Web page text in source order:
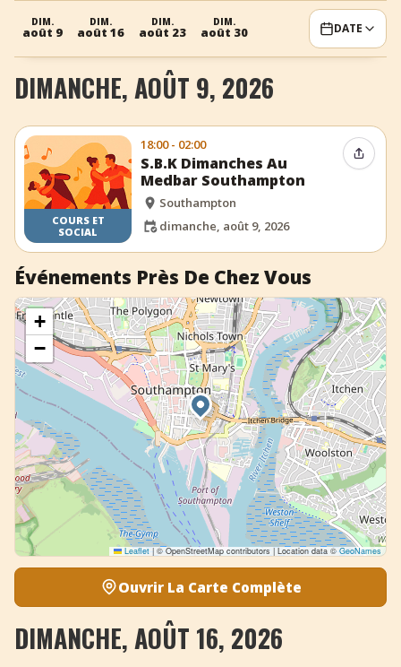
Ajouter un événement
DIM.
août 9
DIM.
août 16
DIM.
août 23
DIM.
août 30 DATE
DIMANCHE, AOÛT 9, 2026
COURS ET
SOCIAL
18:00 - 02:00
S.B.K Dimanches Au
Medbar Southampton
Southampton
dimanche, août 9, 2026
Événements Près De Chez Vous
+
−
Leaflet |© OpenStreetMap contributors | Location data ©GeoNames
Ouvrir La Carte Complète
DIMANCHE, AOÛT 16, 2026